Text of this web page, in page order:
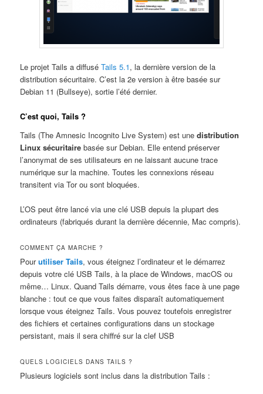
Le projet Tails a diffuséTails 5.1, la dernière version de la
distribution sécuritaire. C’est la 2e version à être basée sur
Debian 11 (Bullseye), sortie l’été dernier.
C’est quoi, Tails ?
Tails (The Amnesic Incognito Live System) est unedistribution
Linux sécuritaire basée sur Debian. Elle entend préserver
l’anonymat de ses utilisateurs en ne laissant aucune trace
numérique sur la machine. Toutes les connexions réseau
transitent via Tor ou sont bloquées.
L’OS peut être lancé via une clé USB depuis la plupart des
ordinateurs (fabriqués durant la dernière décennie, Mac compris).
COMMENT ÇA MARCHE ?
Pourutiliser Tails, vous éteignez l’ordinateur et le démarrez
depuis votre clé USB Tails, à la place de Windows, macOS ou
même… Linux. Quand Tails démarre, vous êtes face à une page
blanche : tout ce que vous faites disparaît automatiquement
lorsque vous éteignez Tails. Vous pouvez toutefois enregistrer
des fichiers et certaines configurations dans un stockage
persistant, mais il sera chiffré sur la clef USB
QUELS LOGICIELS DANS TAILS ?
Plusieurs logiciels sont inclus dans la distribution Tails :